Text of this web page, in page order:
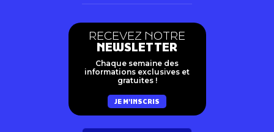
RECEVEZ NOTRE
NEWSLETTER
Chaque semaine des
informations exclusives et
gratuites !
JE M'INSCRIS